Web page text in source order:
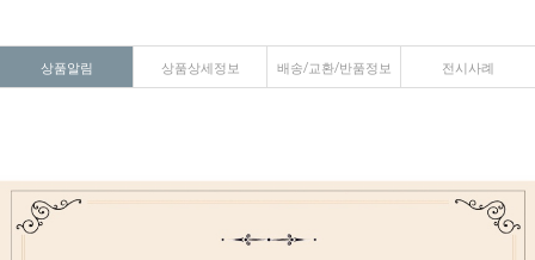
상품알림 상품상세정보 배송/교환/반품정보 전시사례